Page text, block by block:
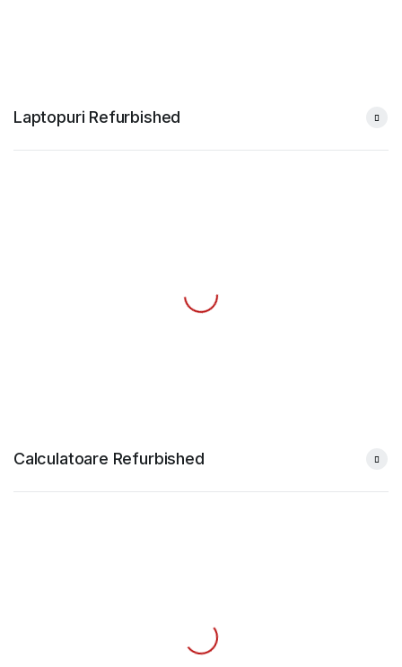
Laptopuri Refurbished
Calculatoare Refurbished